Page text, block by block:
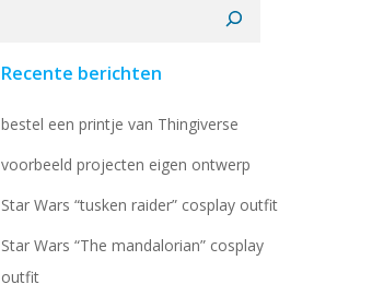
Recente berichten
bestel een printje van Thingiverse
voorbeeld projecten eigen ontwerp
Star Wars “tusken raider” cosplay outfit
Star Wars “The mandalorian” cosplay
outfit